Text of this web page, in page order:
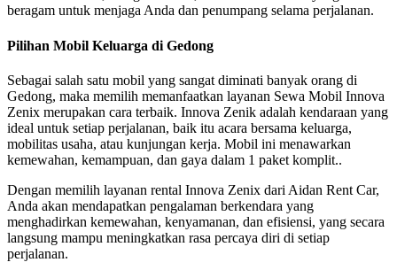
beragam untuk menjaga Anda dan penumpang selama perjalanan.
Pilihan Mobil Keluarga di Gedong
Sebagai salah satu mobil yang sangat diminati banyak orang di
Gedong, maka memilih memanfaatkan layanan Sewa Mobil Innova
Zenix merupakan cara terbaik. Innova Zenik adalah kendaraan yang
ideal untuk setiap perjalanan, baik itu acara bersama keluarga,
mobilitas usaha, atau kunjungan kerja. Mobil ini menawarkan
kemewahan, kemampuan, dan gaya dalam 1 paket komplit..
Dengan memilih layanan rental Innova Zenix dari Aidan Rent Car,
Anda akan mendapatkan pengalaman berkendara yang
menghadirkan kemewahan, kenyamanan, dan efisiensi, yang secara
langsung mampu meningkatkan rasa percaya diri di setiap
perjalanan.